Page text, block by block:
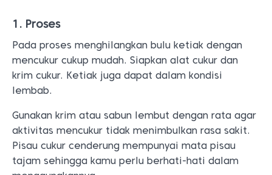
1. Proses
Pada proses menghilangkan bulu ketiak dengan
mencukur cukup mudah. Siapkan alat cukur dan
krim cukur. Ketiak juga dapat dalam kondisi
lembab.
Gunakan krim atau sabun lembut dengan rata agar
aktivitas mencukur tidak menimbulkan rasa sakit.
Pisau cukur cenderung mempunyai mata pisau
tajam sehingga kamu perlu berhati-hati dalam